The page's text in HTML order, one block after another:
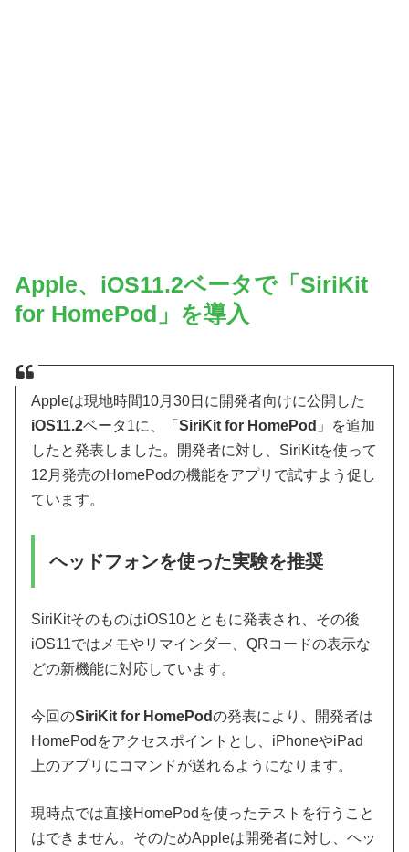
Apple、iOS11.2ベータで「SiriKit
for HomePod」を導入
Appleは現地時間10月30日に開発者向けに公開した
iOS11.2ベータ1に、「SiriKit for HomePod 」を追加
したと発表しました。開発者に対し、SiriKitを使って
12月発売のHomePodの機能をアプリで試すよう促し
ています。
ヘッドフォンを使った実験を推奨
SiriKitそのものはiOS10とともに発表され、その後
iOS11ではメモやリマインダー、QRコードの表示な
どの新機能に対応しています。
今回のSiriKit for HomePodの発表により、開発者は
HomePodをアクセスポイントとし、iPhoneやiPad
上のアプリにコマンドが送れるようになります。
現時点では直接HomePodを使ったテストを行うこと
はできません。そのためAppleは開発者に対し、ヘッ